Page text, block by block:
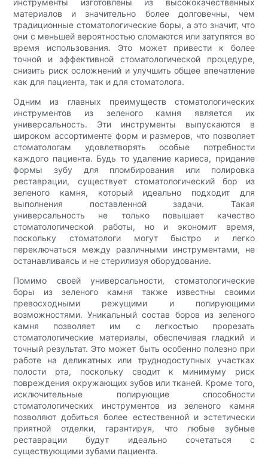
инструменты изготовлены из высококачественных
материалов и значительно более долговечны, чем
традиционные стоматологические боры, а это значит, что
они с меньшей вероятностью сломаются или затупятся во
время использования. Это может привести к более
точной и эффективной стоматологической процедуре,
снизить риск осложнений и улучшить общее впечатление
как для пациента, так и для стоматолога.
Одним из главных преимуществ стоматологических
инструментов из зеленого камня является их
универсальность. Эти инструменты выпускаются в
широком ассортименте форм и размеров, что позволяет
стоматологам удовлетворять особые потребности
каждого пациента. Будь то удаление кариеса, придание
формы зубу для пломбирования или полировка
реставрации, существует стоматологический бор из
зеленого камня, который идеально подходит для
выполнения поставленной задачи. Такая
универсальность не только повышает качество
стоматологической работы, но и экономит время,
поскольку стоматологи могут быстро и легко
переключаться между различными инструментами, не
останавливаясь и не стерилизуя оборудование.
Помимо своей универсальности, стоматологические
боры из зеленого камня также известны своими
превосходными режущими и полирующими
возможностями. Уникальный состав боров из зеленого
камня позволяет им с легкостью прорезать
стоматологические материалы, обеспечивая гладкий и
точный результат. Это может быть особенно полезно при
работе на деликатных или труднодоступных участках
полости рта, поскольку сводит к минимуму риск
повреждения окружающих зубов или тканей. Кроме того,
исключительные полирующие способности
стоматологических инструментов из зеленого камня
позволяют добиться более естественной и эстетически
приятной отделки, гарантируя, что любые зубные
реставрации будут идеально сочетаться с
существующими зубами пациента.